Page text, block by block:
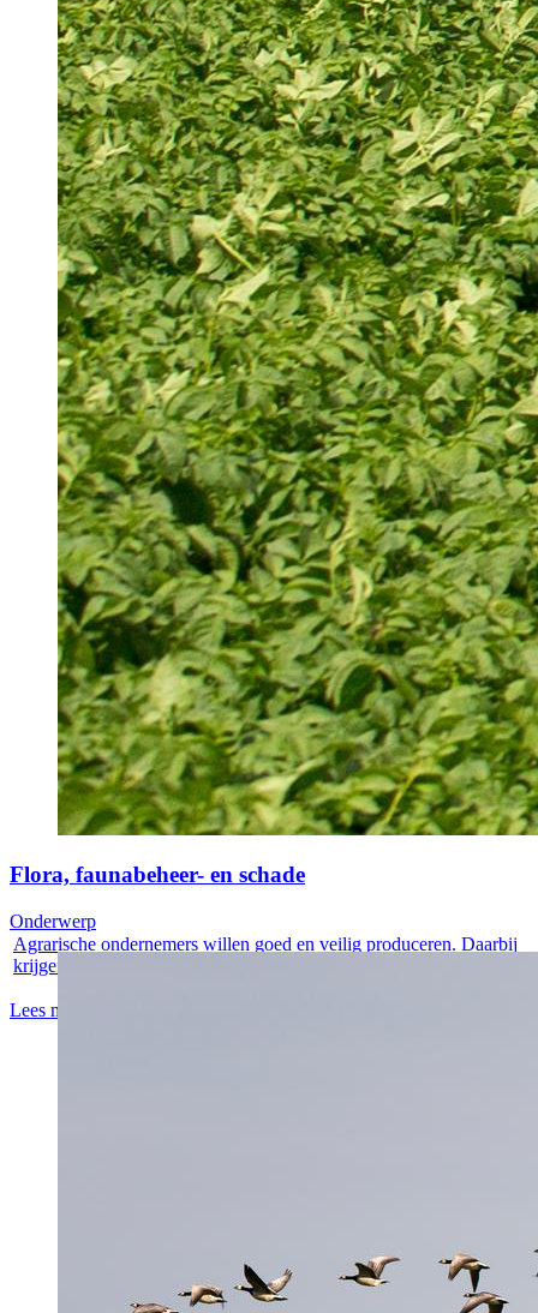
Flora, faunabeheer- en schade
Agrarische ondernemers willen goed en veilig produceren. Daarbij
krijgen ze...
Lees meer
Onderwerp